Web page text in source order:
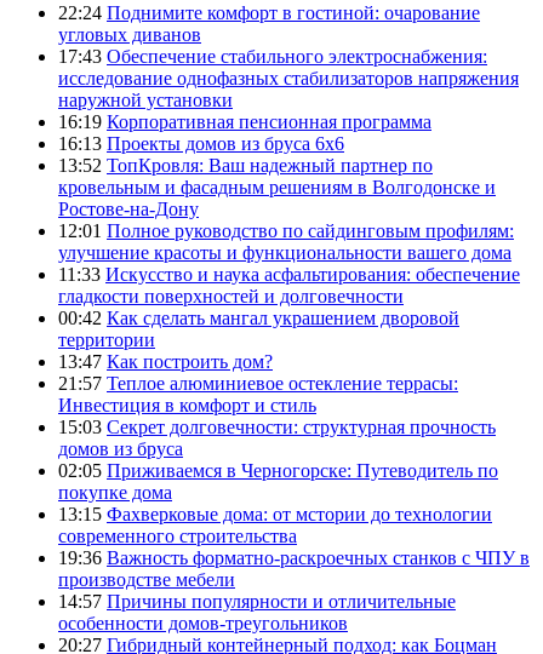
22:24 Поднимите комфорт в гостиной: очарование
угловых диванов
17:43 Обеспечение стабильного электроснабжения:
исследование однофазных стабилизаторов напряжения
наружной установки
16:19 Корпоративная пенсионная программа
16:13 Проекты домов из бруса 6х6
13:52 ТопКровля: Ваш надежный партнер по
кровельным и фасадным решениям в Волгодонске и
Ростове-на-Дону
12:01 Полное руководство по сайдинговым профилям:
улучшение красоты и функциональности вашего дома
11:33 Искусство и наука асфальтирования: обеспечение
гладкости поверхностей и долговечности
00:42 Как сделать мангал украшением дворовой
территории
13:47 Как построить дом?
21:57 Теплое алюминиевое остекление террасы:
Инвестиция в комфорт и стиль
15:03 Секрет долговечности: структурная прочность
домов из бруса
02:05 Приживаемся в Черногорске: Путеводитель по
покупке дома
13:15 Фахверковые дома: от мстории до технологии
современного строительства
19:36 Важность форматно-раскроечных станков с ЧПУ в
производстве мебели
14:57 Причины популярности и отличительные
особенности домов-треугольников
20:27 Гибридный контейнерный подход: как Боцман